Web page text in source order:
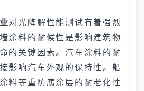
对光降解性能测试有着强烈
涂料的耐候性是影响建筑物
的关键因素。汽车涂料的耐
影响汽车外观的保持性。船
料等重防腐涂层的耐老化性